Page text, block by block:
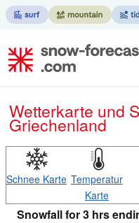
Wetterkarte und Schneebedingungen für
Griechenland
Schnee Karte Temperatur
Karte
Snowfall for 3 hrs